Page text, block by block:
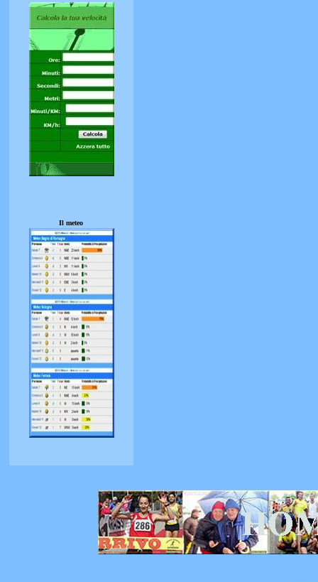
Il meteo